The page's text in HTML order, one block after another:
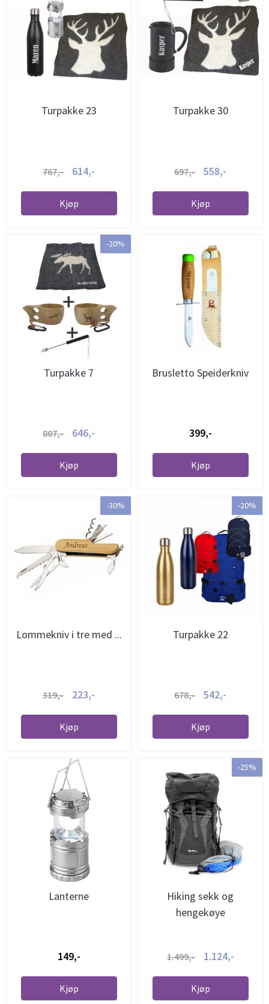
Turpakke 23
767,- 614,-
Kjøp
Turpakke 30
697,- 558,-
Kjøp
-20%
Turpakke 7
807,- 646,-
Kjøp
Brusletto Speiderkniv
399,-
Kjøp
-30%
Lommekniv i tre med ...
319,- 223,-
Kjøp
-20%
Turpakke 22
678,- 542,-
Kjøp
Lanterne
149,-
Kjøp
-25%
Hiking sekk og
hengekøye
1.499,- 1.124,-
Kjøp